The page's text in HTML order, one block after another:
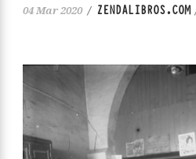
04 Mar 2020 / ZENDALIBROS.COM